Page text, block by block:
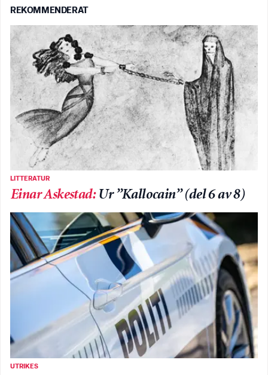
REKOMMENDERAT
LITTERATUR
Einar Askestad: Ur ”Kallocain” (del 6 av 8)
UTRIKES